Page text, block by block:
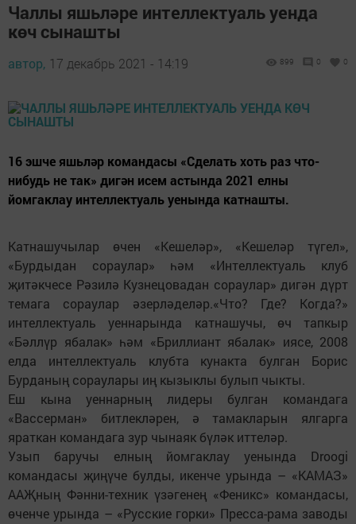
Чаллы яшьләре интеллектуаль уенда
көч сынашты
автор, 17 декабрь 2021 - 14:19 899 0 0
16 эшче яшьләр командасы «Сделать хоть раз что-
нибудь не так» дигән исем астында 2021 елны
йомгаклау интеллектуаль уенында катнашты.
Катнашучылар өчен «Кешеләр», «Кешеләр түгел»,
«Бурдыдан сораулар» һәм «Интеллектуаль клуб
җитәкчесе Рәзилә Кузнецовадан сораулар» дигән дүрт
темага сораулар әзерләделәр.«Что? Где? Когда?»
интеллектуаль уеннарында катнашучы, өч тапкыр
«Бәллүр ябалак» һәм «Бриллиант ябалак» иясе, 2008
елда интеллектуаль клубта кунакта булган Борис
Бурданың сораулары иң кызыклы булып чыкты.
Еш кына уеннарның лидеры булган командага
«Вассерман» битлекләрен, ә тамакларын ялгарга
яраткан командага зур чынаяк бүләк иттеләр.
Узып баручы елның йомгаклау уенында Droogi
командасы җиңүче булды, икенче урында – «КАМАЗ»
ААҖның Фәнни-техник үзәгенең «Феникс» командасы,
өченче урында – «Русские горки» Пресса-рама заводы